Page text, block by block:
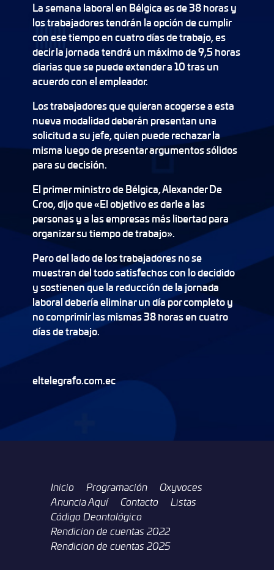
La semana laboral en Bélgica es de 38 horas y
los trabajadores tendrán la opción de cumplir
con ese tiempo en cuatro días de trabajo, es
decir la jornada tendrá un máximo de 9,5 horas
diarias que se puede extender a 10 tras un
acuerdo con el empleador.
Los trabajadores que quieran acogerse a esta
nueva modalidad deberán presentan una
solicitud a su jefe, quien puede rechazar la
misma luego de presentar argumentos sólidos
para su decisión.
El primer ministro de Bélgica, Alexander De
Croo, dijo que «El objetivo es darle a las
personas y a las empresas más libertad para
organizar su tiempo de trabajo».
Pero del lado de los trabajadores no se
muestran del todo satisfechos con lo decidido
y sostienen que la reducción de la jornada
laboral debería eliminar un día por completo y
no comprimir las mismas 38 horas en cuatro
días de trabajo.
eltelegrafo.com.ec
Inicio Programación
Oxyvoces
Anuncia Aquí
Contacto
Listas
Código Deontológico
Rendicion de cuentas 2022
Rendicion de cuentas 2025